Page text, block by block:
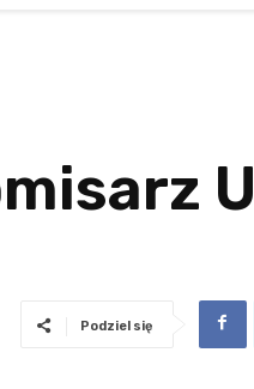
Podziel się